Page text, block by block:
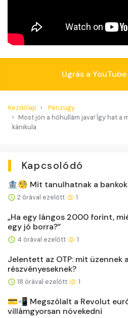
Ugrás a
Kezdőlap
Pénzügy
Most jön a hőhullám java! Így hat a
kánikula
Kapcsolódó
🏦🧐 Mit tanulhatnak a
2 órával ezelőtt 1
„Ha egy lángos 2000 forint,
egy jó borra?”
4 órával ezelőtt 1
Jelentett az OTP: mit üzennek
részvényeseknek?
18 órával ezelőtt 1
💳📲 Megszólalt a Revolut
villámgyorsan növekedni